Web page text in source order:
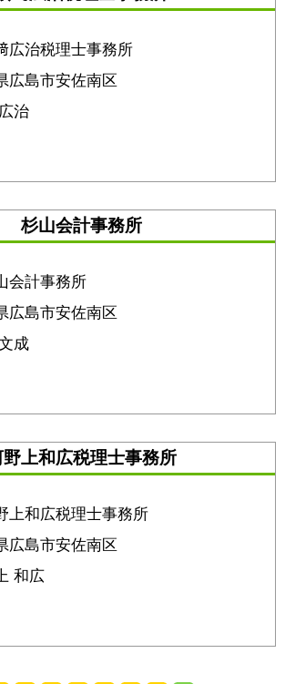
広治税理士事務所
広島市安佐南区
治
杉山会計事務所
会計事務所
広島市安佐南区
成
野上和広税理士事務所
上和広税理士事務所
広島市安佐南区
和広